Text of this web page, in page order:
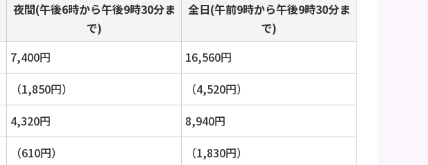
夜間(午後6時から午後9時30分ま
で)
全日(午前9時から午後9時30分ま
で)
7,400円
16,560円
（1,850円） （4,520円）
4,320円
8,940円
（610円） （1,830円）